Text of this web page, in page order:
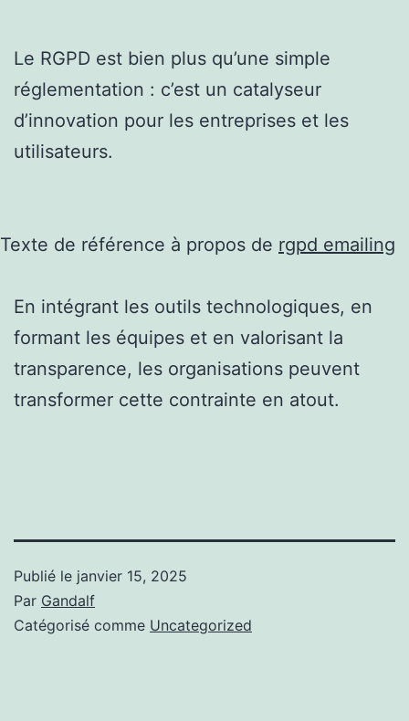
Le RGPD est bien plus qu’une simple
réglementation : c’est un catalyseur
d’innovation pour les entreprises et les
utilisateurs.
Texte de référence à propos de rgpd emailing
En intégrant les outils technologiques, en
formant les équipes et en valorisant la
transparence, les organisations peuvent
transformer cette contrainte en atout.
Publié le janvier 15, 2025
Par Gandalf
Catégorisé comme Uncategorized